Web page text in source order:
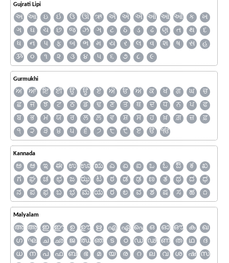
Gujrati Lipi
અ આ ઇ ઈ ઉ ઊ ઋ ઍ એ ઐ ઑ ઓ ઔ ક
ખ
ગ
ઘ ચ છ જ ઝ ઞ ટ ઠ ડ ઢ ણ ત થ
દ
ધ
ન પ ફ બ ભ મ ય ર લ વ શ ષ સ
હ
ૐ
૦ ૧ ૨ ૩ ૪ ૫ ૬ ૭ ૮ ૯
Gurmukhi
ਅ ਆ ਇ ਈ ਉ ਊ ਏ ਐ ਓ ਔ ਕ ਖ ਗ ਘ
ਚ
ਛ
ਜ ਝ ਟ ਠ ਡ ਢ ਣ ਤ ਥ ਦ ਧ ਨ ਪ
ਫ
ਬ
ਭ ਮ ਯ ਰ ਲ ਲ਼ ਵ ਸ਼ ਸ ਹ ਖ਼ ਗ਼ ਜ਼
ਫ਼
੧
੨ ੩ ੪ ੫ ੬ ੭ ੮ ੯ ੲ ੳ ੴ
Kannada
ಅ ಆ ಇ ಈ ಉ ಊ ಋ ಎ ಏ ಐ ಒ ಓ ಔ ಕ
ಖ
ಗ
ಘ ಚ ಛ ಜ ಝ ಟ ಠ ಡ ಢ ಣ ತ ಥ ದ
ಧ
ನ
ಪ ಫ ಬ ಭ ಮ ಯ ರ ಲ ವ ಶ ಷ ಸ ಹ ೧
Malyalam
അ ആ ഇ ഈ ഉ ഊ ഋ എ ഏ ഐ ഒ ഓ ഔ ക
ഖ
ഗ
ഘ ച ഛ ജ ഝ ഞ ട ഠ ഡ ഢ ണ ത ഥ
ദ
ധ
ന പ ഫ ബ ഭ മ യ ര റ ല വ ശ ഷ
സ